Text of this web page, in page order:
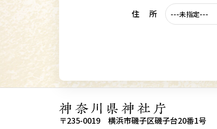
住 所
〒235-0019 横浜市磯子区磯子台20番1号